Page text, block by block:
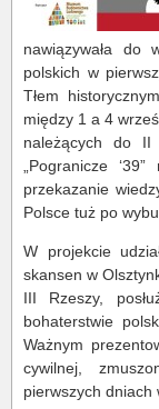
nawiązywała do
polskich w
Tłem
między 1 a 4
należących do II
„Pogranicze
przekazanie
Polsce tuż po
W projekcie
skansen w
III Rzeszy,
bohaterstwie
Ważnym
cywilnej,
pierwszych dniach